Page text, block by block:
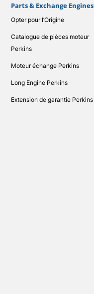
Parts & Exchange Engines
Opter pour l’Origine
Catalogue de pièces moteur
Perkins
Moteur échange Perkins
Long Engine Perkins
Extension de garantie Perkins